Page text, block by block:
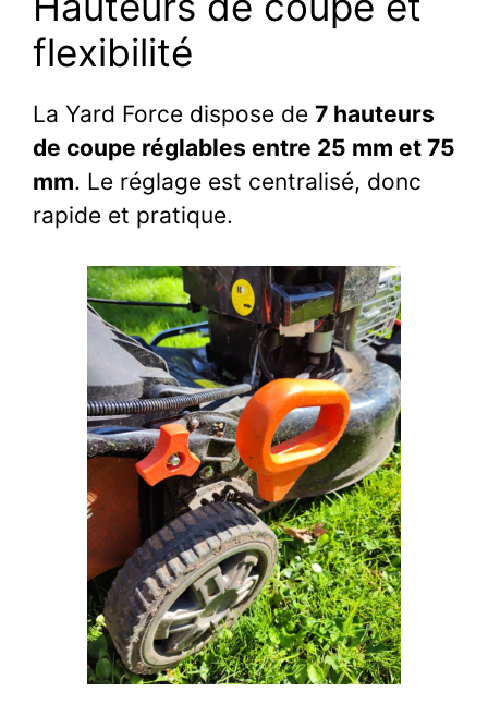
flexibilité
La Yard Force dispose de 7 hauteurs
de coupe réglables entre 25 mm et 75
mm. Le réglage est centralisé, donc
rapide et pratique.